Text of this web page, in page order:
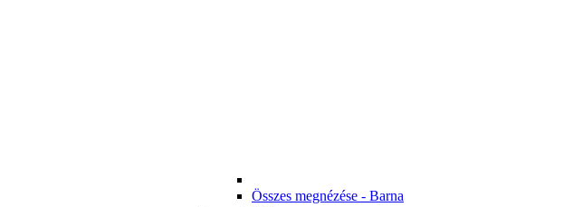
Összes megnézése - Barna